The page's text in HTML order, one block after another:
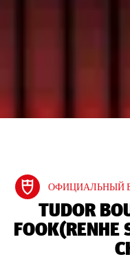
ОФИЦИАЛЬНЫЙ
‭TUDOR
FOOK(RENHE